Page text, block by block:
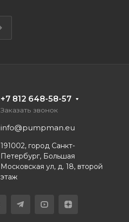
+7 812 648-58-57
Заказать звонок
info@pumpman.eu
191002, город Санкт-
Петербург, Большая
Московская ул, д. 18, второй
этаж